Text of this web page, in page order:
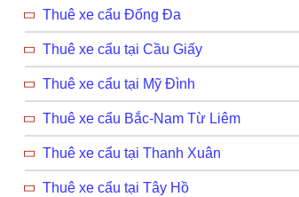
Thuê xe cẩu Đống Đa
Thuê xe cẩu tại Cầu Giấy
Thuê xe cẩu tại Mỹ Đình
Thuê xe cẩu Bắc-Nam Từ Liêm
Thuê xe cẩu tại Thanh Xuân
Thuê xe cẩu tại Tây Hồ